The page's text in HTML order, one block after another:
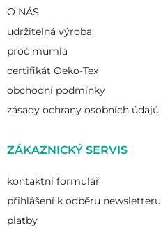
O NÁS
udržitelná výroba
proč mumla
certifikát Oeko-Tex
obchodní podmínky
zásady ochrany osobních údajů
ZÁKAZNICKÝ SERVIS
kontaktní formulář
přihlášení k odběru newsletteru
platby